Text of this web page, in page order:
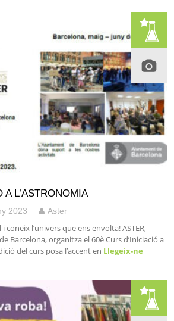
A L’ASTRONOMIA
2023 Aster
coneix l’univers que ens envolta! ASTER,
Barcelona, organitza el 60è Curs d’Iniciació a
del curs posa l’accent en Llegeix-ne